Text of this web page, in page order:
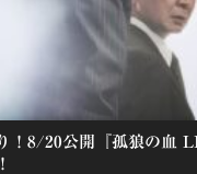
！8/20公開『孤狼の血